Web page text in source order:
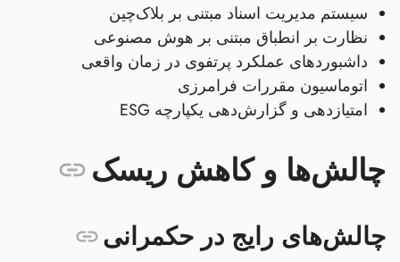
سیستم مدیریت اسناد مبتنی بر بلاک‌چین
نظارت بر انطباق مبتنی بر هوش مصنوعی
داشبوردهای عملکرد پرتفوی در زمان واقعی
اتوماسیون مقررات فرامرزی
امتیازدهی و گزارش‌دهی یکپارچه ESG
چالش‌ها و کاهش ریسک
چالش‌های رایج در حکمرانی